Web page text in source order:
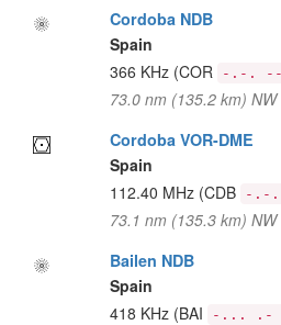
Cordoba NDB
Spain
366 KHz (COR -.-.
73.0 nm (135.2 km) NW
Cordoba VOR-DME
Spain
112.40 MHz (CDB -.-
73.1 nm (135.3 km) NW
Bailen NDB
Spain
418 KHz (BAI -... .-